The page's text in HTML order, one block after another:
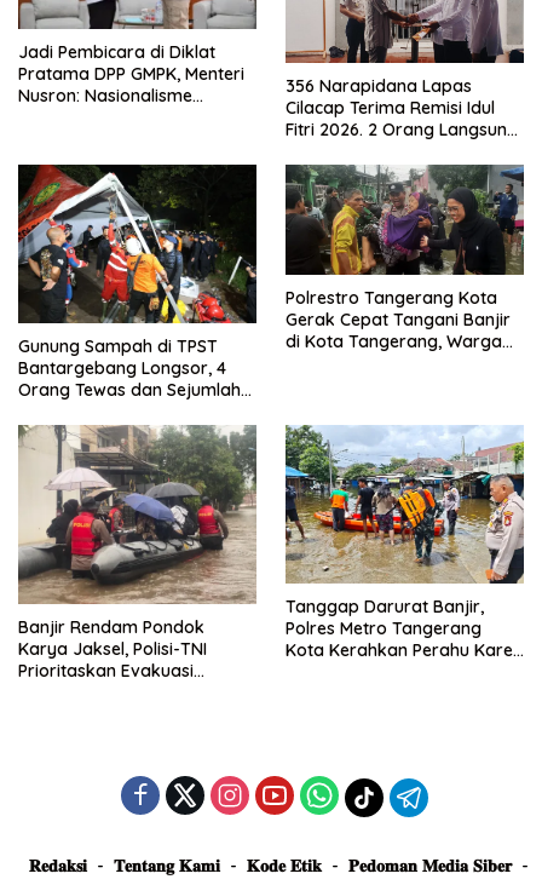
Jadi Pembicara di Diklat
Pratama DPP GMPK, Menteri
Nusron: Nasionalisme
356 Narapidana Lapas
Cilacap Terima Remisi Idul
Fitri 2026. 2 Orang Langsung
Gunung Sampah di TPST
Bantargebang Longsor, 4
Orang Tewas dan Sejumlah
Polrestro Tangerang Kota
Gerak Cepat Tangani Banjir
di Kota Tangerang, Warga
Banjir Rendam Pondok
Karya Jaksel, Polisi-TNI
Prioritaskan Evakuasi
Tanggap Darurat Banjir,
Polres Metro Tangerang
Kota Kerahkan Perahu Karet
𝐑𝐞𝐝𝐚𝐤𝐬𝐢 𝐓𝐞𝐧𝐭𝐚𝐧𝐠 𝐊𝐚𝐦𝐢 𝐊𝐨𝐝𝐞 𝐄𝐭𝐢𝐤
𝐏𝐞𝐝𝐨𝐦𝐚𝐧 𝐌𝐞𝐝𝐢𝐚 𝐒𝐢𝐛𝐞𝐫